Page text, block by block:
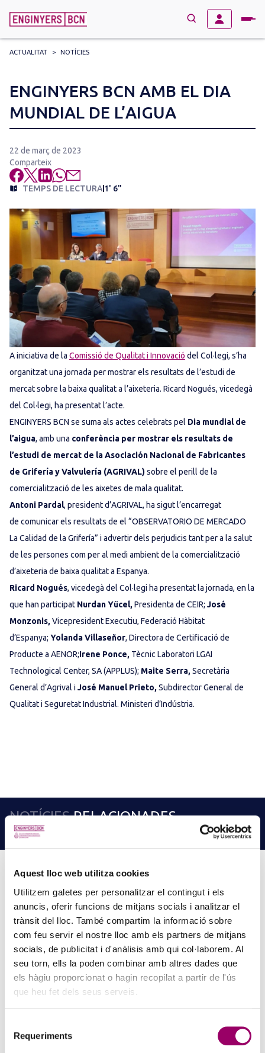
Aquest lloc web utilitza cookies
Utilitzem galetes per personalitzar el contingut i els
anuncis, oferir funcions de mitjans socials i analitzar el
trànsit del lloc. També compartim la informació sobre
com feu servir el nostre lloc amb els partners de mitjans
socials, de publicitat i d'anàlisis amb qui col·laborem. Al
seu torn, ells la poden combinar amb altres dades que
els hàgiu proporcionat o hagin recopilat a partir de l'ús
que heu fet dels seus serveis.
Requeriments
for:
ACTUALITAT > NOTÍCIES
ENGINYERS BCN AMB EL DIA
MUNDIAL DE L’AIGUA
22 de març de 2023
Comparteix
TEMPS DE LECTURA 1' 6"
A iniciativa de la Comissió de Qualitat i Innovació del Col·legi, s’ha
organitzat una jornada per mostrar els resultats de l’estudi de
mercat sobre la baixa qualitat a l’aixeteria. Ricard Nogués, vicedegà
del Col·legi, ha presentat l’acte.
ENGINYERS BCN se suma als actes celebrats pel Dia mundial de
l’aigua, amb una conferència per mostrar els resultats de
l’estudi de mercat de la Asociación Nacional de Fabricantes
de Grifería y Valvulería (AGRIVAL)sobre el perill de la
comercialització de les aixetes de mala qualitat.
Antoni Pardal, president d’AGRIVAL, ha sigut l’encarregat
de comunicar els resultats de el “OBSERVATORIO DE MERCADO
La Calidad de la Grifería” i advertir dels perjudicis tant per a la salut
de les persones com per al medi ambient de la comercialització
d’aixeteria de baixa qualitat a Espanya.
Ricard Nogués, vicedegà del Col·legi ha presentat la jornada, en la
que han participat Nurdan Yücel,Presidenta de CEIR; José
Monzonis,Vicepresident Executiu, Federació Hàbitat
d’Espanya; Yolanda Villaseñor, Directora de Certificació de
Producte a AENOR;Irene Ponce, Tècnic Laboratori LGAI
Technological Center, SA (APPLUS); Maite Serra,Secretària
General d’Agrival i José Manuel Prieto,Subdirector General de
Qualitat i Seguretat Industrial. Ministeri d’Indústria.
NOTÍCIESRELACIONADES
LLEGEIX MÉS NOTÍCIES →
PINZELLS A PUNT? PARTICIPA AL CONCURS DE
PINTURA DEL COL·LEGI
5 d'agost de 2026
La creativitat torna a ser protagonista amb el Concurs de Pintura de
la Comissió d’Acció Social del Col·legi. Si t’agrada expressar-te a
través de l’art i vols compartir la teva…